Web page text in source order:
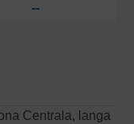
--
Centrala, langa